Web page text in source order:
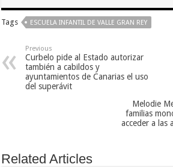
Tags ESCUELA INFANTIL DE VALLE GRAN REY
Previous
Curbelo pide al Estado autorizar
también a cabildos y
ayuntamientos de Canarias el uso
del superávit
Melodie
familias
acceder a las
Related Articles
comportamiento
mientras visitas
nuestro sitio,
posibilidad de
ver contenido y
ofertas
personalizados.